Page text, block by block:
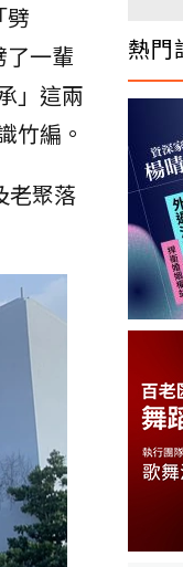
劈
一輩
」這兩
竹編。
老聚落
熱門